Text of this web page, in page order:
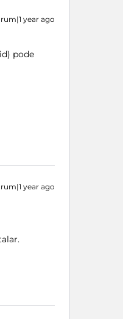
year ago
pode
year ago